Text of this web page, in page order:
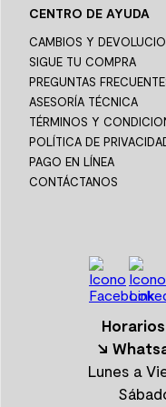
CENTRO DE AYUDA
CAMBIOS Y
SIGUE TU COMPRA
PREGUNTAS
ASESORÍA TÉCNICA
TÉRMINOS Y
POLÍTICA DE
PAGO EN LÍNEA
CONTÁCTANOS
↘
Lunes a